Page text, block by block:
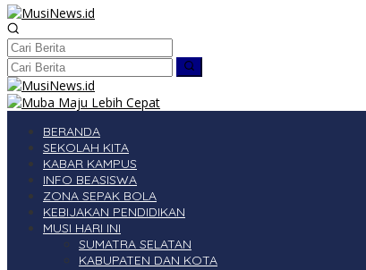
BERANDA
SEKOLAH KITA
KABAR KAMPUS
INFO BEASISWA
ZONA SEPAK BOLA
KEBIJAKAN PENDIDIKAN
MUSI HARI INI
SUMATRA SELATAN
KABUPATEN DAN KOTA